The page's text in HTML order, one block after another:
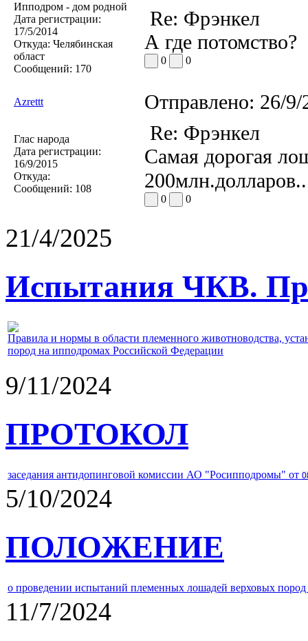
Ипподром - дом родной
Дата регистрации:
17/5/2014
Откуда: Челябинская
област
Сообщений: 170
Re: Фрэнкел
А где потомство?
0 0
Azrettt Отправлено: 26/
Глас народа
Дата регистрации:
16/9/2015
Откуда:
Сообщений: 108
Re: Фрэнкел
Самая дорогая
0 0
21/4/2025
Испытания ЧКВ.
Правила и нормы в области племенного животноводства,
пород на ипподромах Российской Федерации
9/11/2024
ПРОТОКОЛ
заседания антидопинговой комиссии АО "Росипподромы" от
5/10/2024
ПОЛОЖЕНИЕ
о проведении испытаний племенных лошадей верховых
11/7/2024